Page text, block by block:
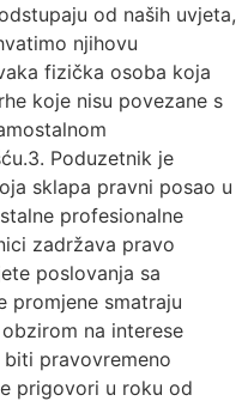
od naših uvjeta,
njihovu
fizička osoba koja
koje nisu povezane s
Poduzetnik je
sklapa pravni posao u
profesionalne
zadržava pravo
poslovanja sa
promjene smatraju
na interese
pravovremeno
prigovori u roku od